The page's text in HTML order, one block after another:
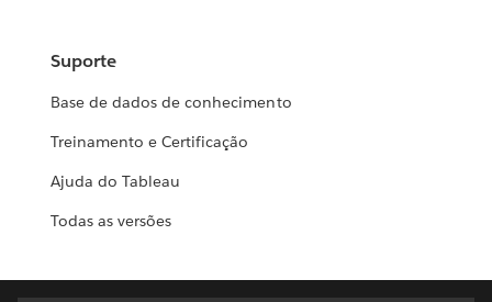
Suporte
Base de dados de conhecimento
Treinamento e Certificação
Ajuda do Tableau
Todas as versões